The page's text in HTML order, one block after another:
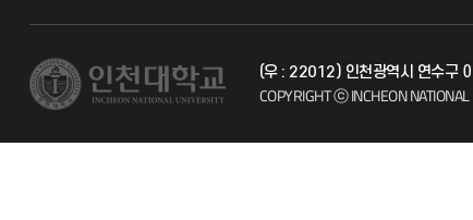
시설예약 자주 묻는
(우 : 22012) 인천광역시 연수구
COPYRIGHT ⓒ INCHEON